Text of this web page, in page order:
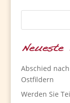
Neueste
Abschied
Ostfildern
Werden Sie